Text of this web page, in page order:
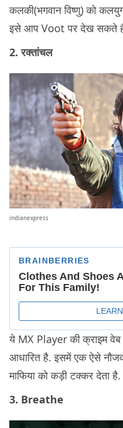
कलकी(भगवान विष्णु) को
इसे आप Voot पर देख सकते
2. रक्तांचल
indianexpress
ये MX Player की क्राइम
आधारित है. इसमें एक ऐसे
माफिया को कड़ी टक्कर देता है.
3. Breathe